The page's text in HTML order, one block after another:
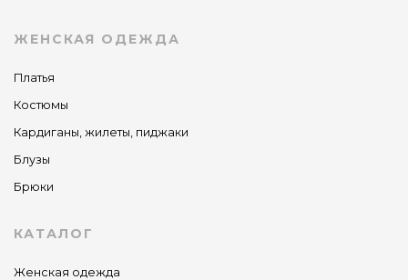
ЖЕНСКАЯ ОДЕЖДА
Платья
Костюмы
Кардиганы, жилеты, пиджаки
Блузы
Брюки
КАТАЛОГ
Женская одежда